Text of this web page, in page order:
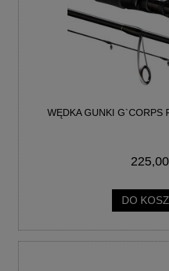
WĘDKA GUNKI G`CORPS
225,00
DO